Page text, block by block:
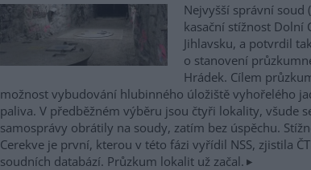
Nejvyšší správní soud
kasační stížnost Dolní
Jihlavsku, a potvrdil
o stanovení
Hrádek. Cílem
možnost vybudování hlubinného úložiště vyhořelého
paliva. V předběžném výběru jsou čtyři lokality, všude
samosprávy obrátily na soudy, zatím bez úspěchu.
Cerekve je první, kterou v této fázi vyřídil NSS, zjistila
soudních databází. Průzkum lokalit už začal.